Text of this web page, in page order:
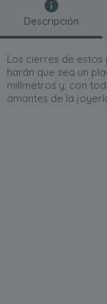
Descripción
Los cierres de estos
harán que sea un
milímetros y, con
amantes de la